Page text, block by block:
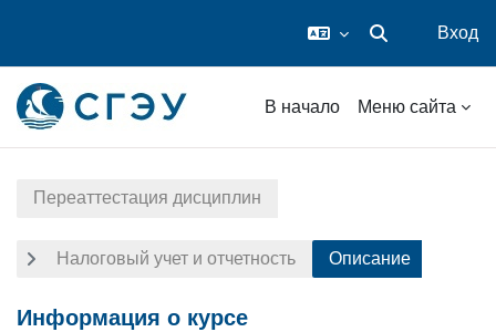
Изменить
Вход
В начало Меню сайта
Переаттестация дисциплин
Налоговый учет и отчетность Описание
Информация о курсе